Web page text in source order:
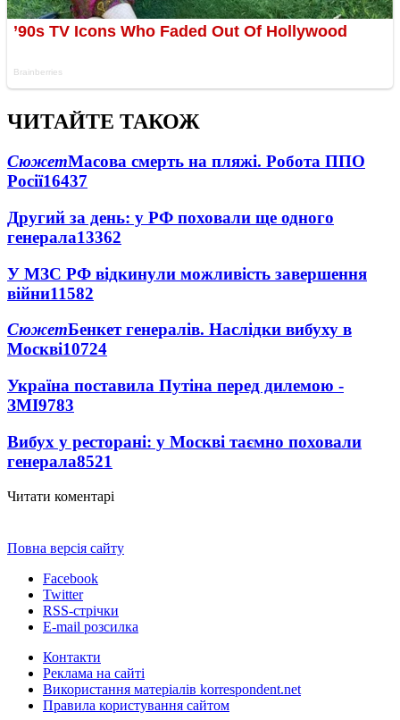
ЧИТАЙТЕ ТАКОЖ
СюжетМасова смерть на пляжі. Робота ППО
Росії16437
Другий за день: у РФ поховали ще одного
генерала13362
У МЗС РФ відкинули можливість завершення
війни11582
СюжетБенкет генералів. Наслідки вибуху в
Москві10724
Україна поставила Путіна перед дилемою -
ЗМІ9783
Вибух у ресторані: у Москві таємно поховали
генерала8521
Читати коментарі
Повна версія сайту
Facebook
Twitter
RSS-стрічки
E-mail розсилка
Контакти
Реклама на сайті
Використання матеріалів korrespondent.net
Правила користування сайтом